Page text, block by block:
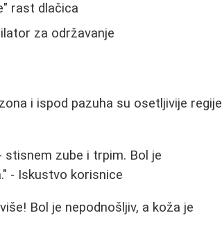
rast dlačica
za održavanje
i ispod pazuha su osetljivije regije
zube i trpim. Bol je
- Iskustvo korisnice
Bol je nepodnošljiv, a koža je